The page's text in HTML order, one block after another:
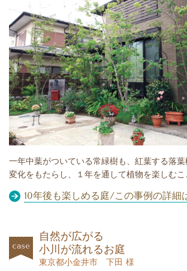
一年中葉がついている常緑樹も、紅葉する落葉
変化をもたらし、１年を通して植物を楽しむこ
10年後も楽しめる庭/この事例の詳細
自然が広がる
小川が流れるお庭
東京都小金井市 下田 様